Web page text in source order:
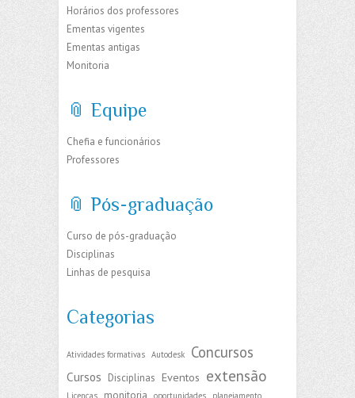
Horários dos professores
Ementas vigentes
Ementas antigas
Monitoria
📎 Equipe
Chefia e funcionários
Professores
📎 Pós-graduação
Curso de pós-graduação
Disciplinas
Linhas de pesquisa
Categorias
Atividades formativas Autodesk Concursos
Cursos Disciplinas Eventos extensão
Licenças monitoria oportunidades planejamento